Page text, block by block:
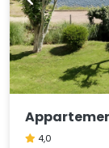
4,0